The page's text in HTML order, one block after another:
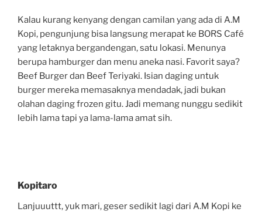
Kalau kurang kenyang dengan camilan yang ada di A.M
Kopi, pengunjung bisa langsung merapat ke BORS Café
yang letaknya bergandengan, satu lokasi. Menunya
berupa hamburger dan menu aneka nasi. Favorit saya?
Beef Burger dan Beef Teriyaki. Isian daging untuk
burger mereka memasaknya mendadak, jadi bukan
olahan daging frozen gitu. Jadi memang nunggu sedikit
lebih lama tapi ya lama-lama amat sih.
Kopitaro
Lanjuuuttt, yuk mari, geser sedikit lagi dari A.M Kopi ke